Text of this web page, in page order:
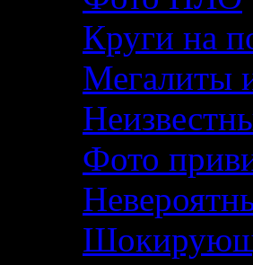
Круги на
Мегалиты
Фото